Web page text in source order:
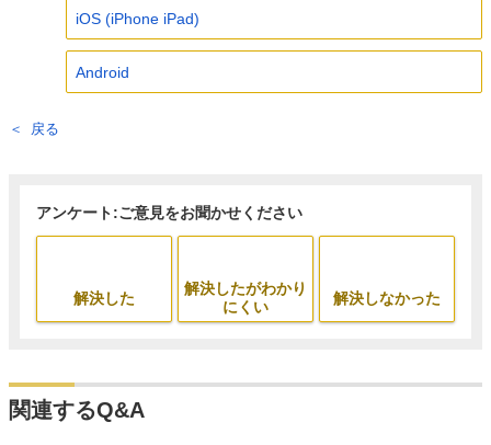
iOS (iPhone iPad)
Android
戻る
アンケート:ご意見をお聞かせください
解決した
解決したがわかり
にくい
解決しなかった
関連するQ&A